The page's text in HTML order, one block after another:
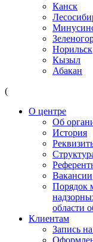
Канск
Норильск
Кызыл
Абакан
(
О центре
Об
История
Вакансии
Порядок
области
Клиентам
Запись